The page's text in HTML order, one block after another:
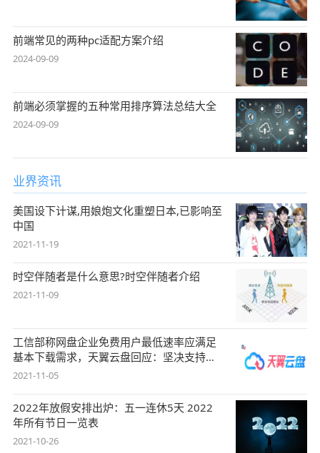
前端常见的两种pc适配方案介绍
2024-09-09
前端必须掌握的五种常用排序算法总结大全
2024-09-09
业界资讯
美国设下计谋,用娘炮文化重塑日本,已影响至
中国
2021-11-19
时空伴随者是什么意思?时空伴随者介绍
2021-11-09
工信部称网盘企业免费用户最低速率应满足
基本下载需求，天翼云盘回应：坚决支持，
始终
2021-11-05
2022年放假安排出炉：五一连休5天 2022
年所有节日一览表
2021-10-26